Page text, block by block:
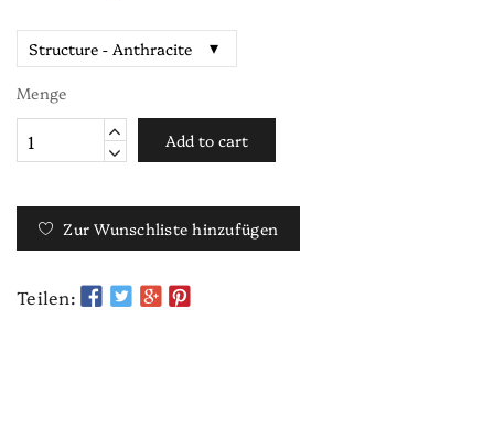
Menge
Add to cart
Zur Wunschliste hinzufügen
Teilen: